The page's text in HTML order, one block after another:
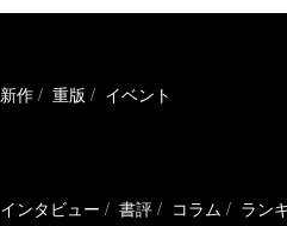
新作 重版 イベント
インタビュー 書評 コラム ラン